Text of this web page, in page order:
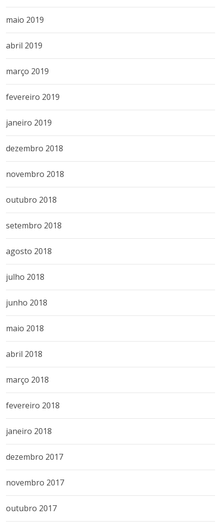
maio 2019
abril 2019
março 2019
fevereiro 2019
janeiro 2019
dezembro 2018
novembro 2018
outubro 2018
setembro 2018
agosto 2018
julho 2018
junho 2018
maio 2018
abril 2018
março 2018
fevereiro 2018
janeiro 2018
dezembro 2017
novembro 2017
outubro 2017